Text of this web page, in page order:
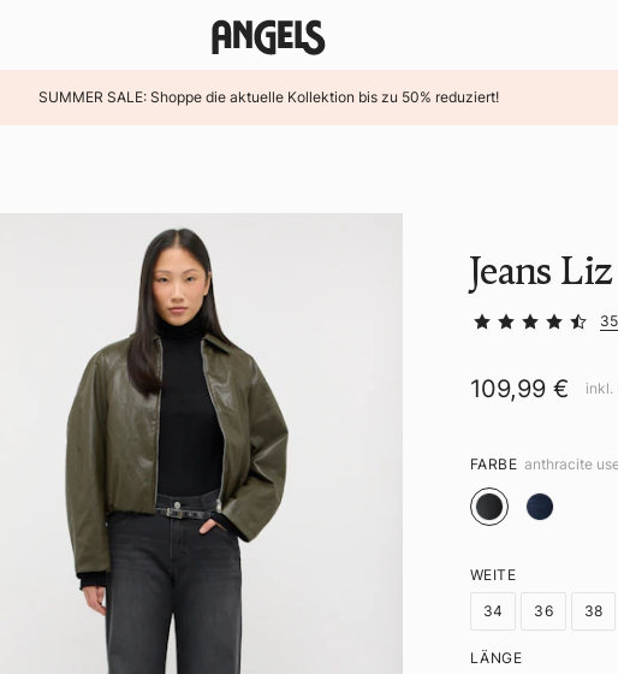
SUMMER SALE: Shoppe die aktuelle Kollektion bis zu 50% reduziert!
Jeans
109,99 € inkl.
FARBE anthracite
WEITE
34
36 38
LÄNGE